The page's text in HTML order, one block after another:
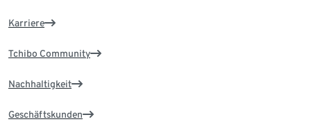
Karriere
Tchibo Community
Nachhaltigkeit
Geschäftskunden